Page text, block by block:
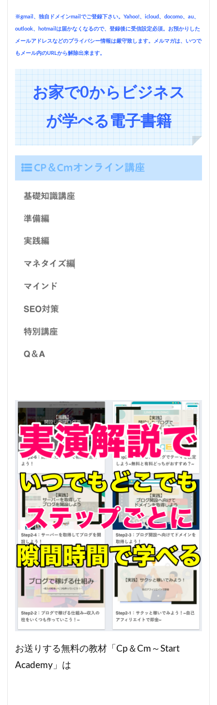
※gmail、独自ドメインmailでご登録下さい。Yahoo!、icloud、docomo、au、
outlook、hotmailは届かなくなるので、登録後に受信設定必須。お預かりした
メールアドレスなどのプライバシー情報は厳守致します。メルマガは、いつで
もメール内のURLから解除出来ます。
お家で0からビジネス
が学べる電子書籍
お送りする無料の教材「Cp＆Cm～Start
Academy」は